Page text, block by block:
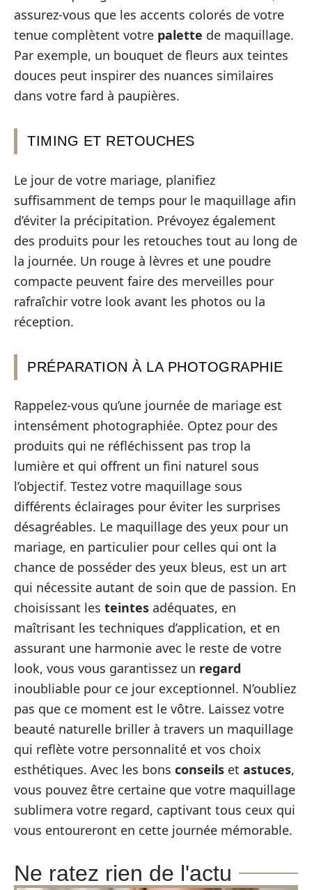
assurez-vous que les accents colorés de votre
tenue complètent votre palette de maquillage.
Par exemple, un bouquet de fleurs aux teintes
douces peut inspirer des nuances similaires
dans votre fard à paupières.
TIMING ET RETOUCHES
Le jour de votre mariage, planifiez
suffisamment de temps pour le maquillage afin
d’éviter la précipitation. Prévoyez également
des produits pour les retouches tout au long de
la journée. Un rouge à lèvres et une poudre
compacte peuvent faire des merveilles pour
rafraîchir votre look avant les photos ou la
réception.
PRÉPARATION À LA PHOTOGRAPHIE
Rappelez-vous qu’une journée de mariage est
intensément photographiée. Optez pour des
produits qui ne réfléchissent pas trop la
lumière et qui offrent un fini naturel sous
l’objectif. Testez votre maquillage sous
différents éclairages pour éviter les surprises
désagréables. Le maquillage des yeux pour un
mariage, en particulier pour celles qui ont la
chance de posséder des yeux bleus, est un art
qui nécessite autant de soin que de passion. En
choisissant les teintes adéquates, en
maîtrisant les techniques d’application, et en
assurant une harmonie avec le reste de votre
look, vous vous garantissez un regard
inoubliable pour ce jour exceptionnel. N’oubliez
pas que ce moment est le vôtre. Laissez votre
beauté naturelle briller à travers un maquillage
qui reflète votre personnalité et vos choix
esthétiques. Avec les bons conseils et astuces,
vous pouvez être certaine que votre maquillage
sublimera votre regard, captivant tous ceux qui
vous entoureront en cette journée mémorable.
Ne ratez rien de l'actu